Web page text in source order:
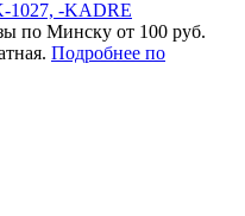
по Минску от 100 руб.
Подробнее по